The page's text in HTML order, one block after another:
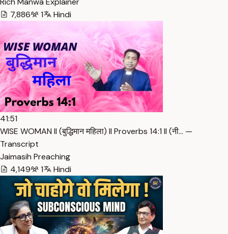
7,886
1 Hindi
41:51
WISE WOMAN ll (बुद्धिमान महिला) ll Proverbs 14:1 ll (नी… —
Transcript
Jaimasih Preaching
4,149
1 Hindi